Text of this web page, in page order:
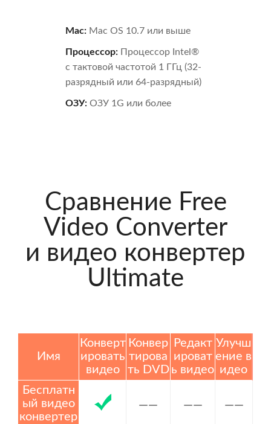
Mac: Mac OS 10.7 или выше
Процессор: Процессор Intel®
с тактовой частотой 1 ГГц (32-
разрядный или 64-разрядный)
ОЗУ: ОЗУ 1G или более
Сравнение Free
Video Converter
и видео конвертер
Ultimate
Имя
Конверт
ировать
видео
Конвер
тирова
ть DVD
Редакт
ироват
ь видео
Улучш
ение в
идео
Бесплатн
ый видео
конвертер